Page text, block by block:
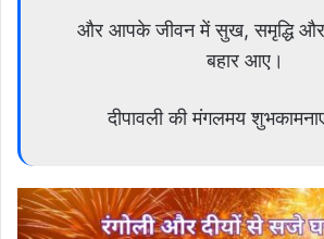
और आपके जीवन में सुख, समृद्धि और
बहार आए।
दीपावली की मंगलमय